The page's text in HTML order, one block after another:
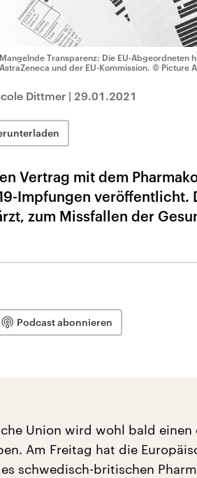
Mangelnde Transparenz: Die EU-Abgeordneten
AstraZeneca und der EU-Kommission. © Picture
Dittmer | 29.01.2021
Vertrag mit dem
Impfungen veröffentlicht.
zum Missfallen der
Podcast abonnieren
Union wird wohl bald
Am Freitag hat die
schwedisch-britischen